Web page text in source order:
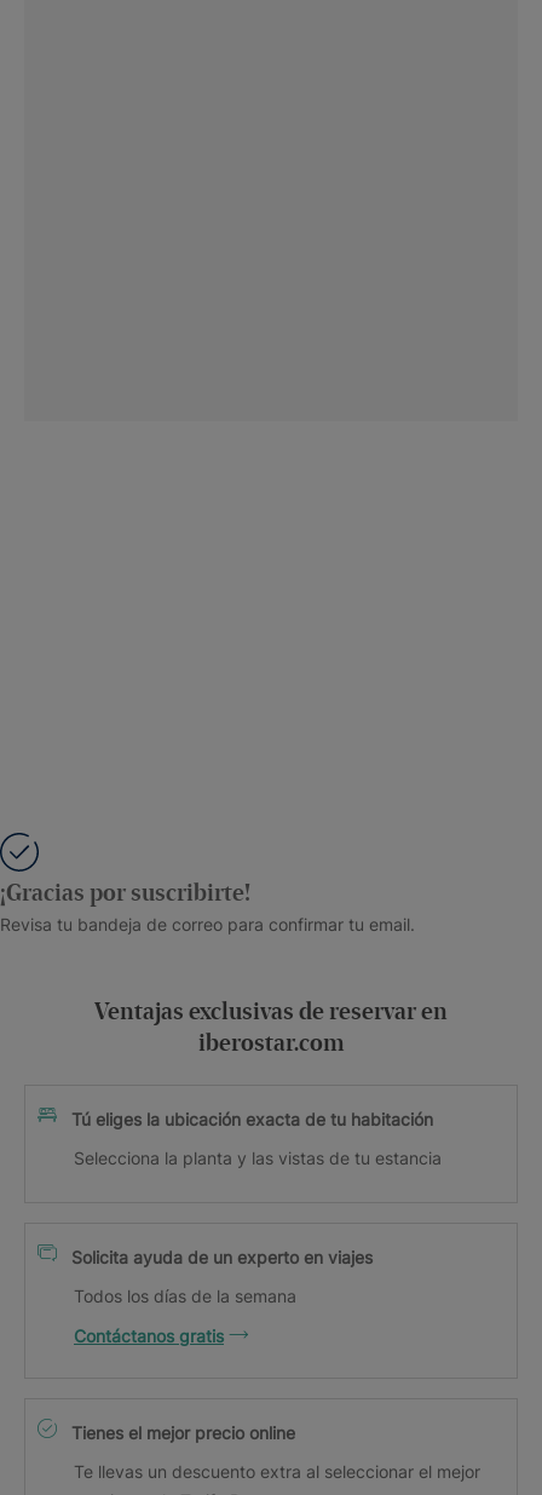
¡Gracias por suscribirte!
Revisa tu bandeja de correo para confirmar tu email.
Ventajas exclusivas de reservar en
iberostar.com
Tú eliges la ubicación exacta de tu habitación
Selecciona la planta y las vistas de tu estancia
Solicita ayuda de un experto en viajes
Todos los días de la semana
Contáctanos gratis
Tienes el mejor precio online
Te llevas un descuento extra al seleccionar el mejor